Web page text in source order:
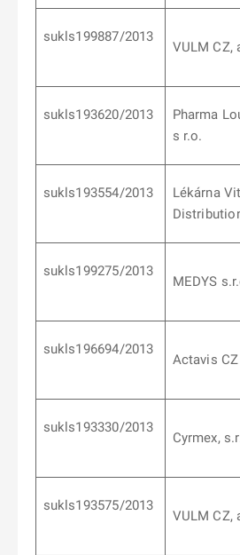
sukls199887/2013
VULM CZ,
sukls193620/2013
Pharma
s r.o.
sukls193554/2013
Lékárna
sukls199275/2013
MEDYS
sukls196694/2013
Actavis
sukls193330/2013
Cyrmex,
sukls193575/2013
VULM CZ,